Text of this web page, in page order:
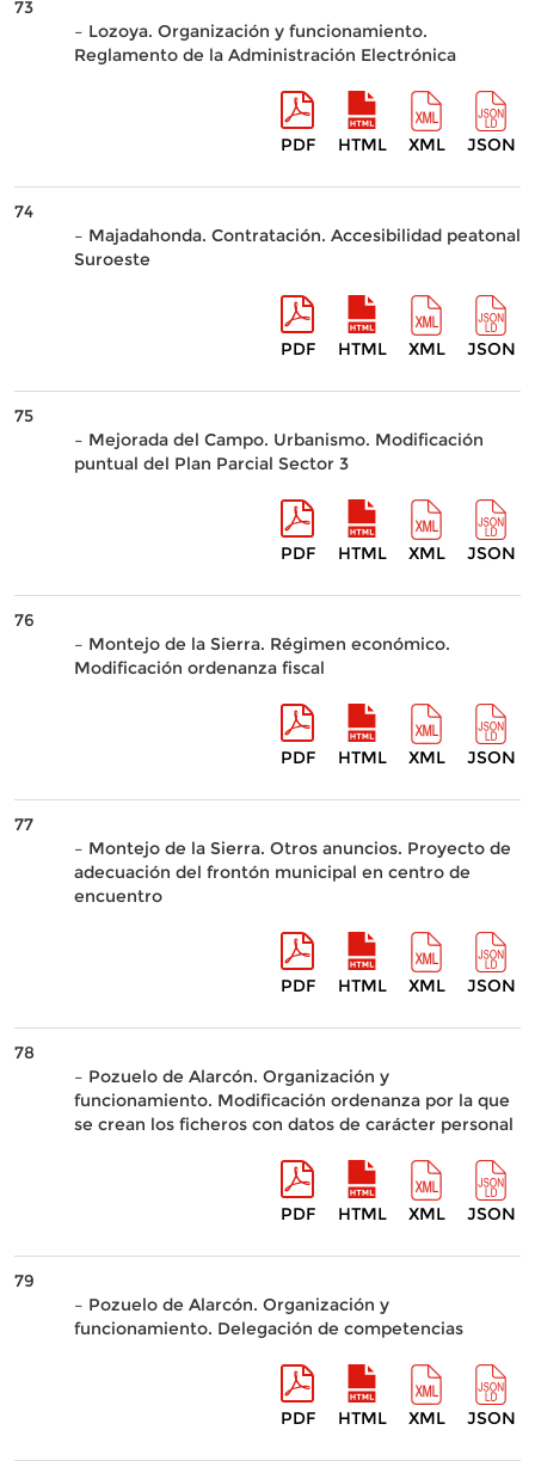
73
– Lozoya. Organización y funcionamiento.
Reglamento de la Administración Electrónica
PDF HTML XML JSON
74
– Majadahonda. Contratación. Accesibilidad peatonal
Suroeste
PDF HTML XML JSON
75
– Mejorada del Campo. Urbanismo. Modificación
puntual del Plan Parcial Sector 3
PDF HTML XML JSON
76
– Montejo de la Sierra. Régimen económico.
Modificación ordenanza fiscal
PDF HTML XML JSON
77
– Montejo de la Sierra. Otros anuncios. Proyecto de
adecuación del frontón municipal en centro de
encuentro
PDF HTML XML JSON
78
– Pozuelo de Alarcón. Organización y
funcionamiento. Modificación ordenanza por la que
se crean los ficheros con datos de carácter personal
PDF HTML XML JSON
79
– Pozuelo de Alarcón. Organización y
funcionamiento. Delegación de competencias
PDF HTML XML JSON